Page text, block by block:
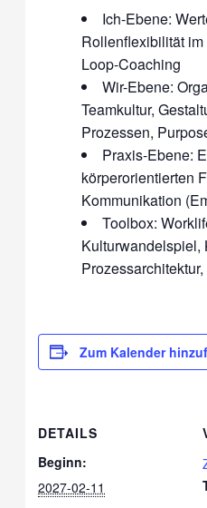
Ich-Ebene:
Rollenflexibilität
Loop-Coaching
Wir-Ebene:
Teamkultur,
Prozessen,
Praxis-Ebene:
körperorientierten
Kommunikation
Toolbox:
Kulturwandelspiel,
Prozessarchitektur,
Zum Kalender
DETAILS
Beginn:
2027-02-11